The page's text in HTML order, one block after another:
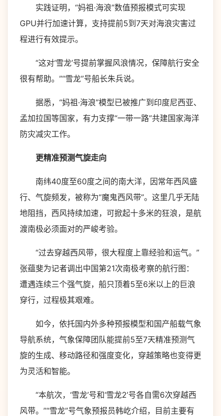
实践证明，“妈祖·海浪”数值预报模式可实现
GPU并行加速计算，支持提前5到7天对海浪灾害过
程进行有效提示。
“这对‘雪龙’号提前掌握风浪情况，保障航行安全
很有帮助。”“雪龙”号船长朱兵说。
据悉，“妈祖·海浪”模型已被推广到印度尼西亚、
孟加拉国等国家，有力支撑“一带一路”共建国家海洋
防灾减灾工作。
更精准预测气旋走向
南纬40度至60度之间的南大洋，因常年西风盛
行、气旋频发，被称为“魔鬼西风带”。这里几乎无陆
地阻挡，西风持续加速，可掀起十多米的狂浪，是航
渡南极必须面对的严峻考验。
“过去穿越西风带，很大程度上靠经验和运气。”
张蕴斐为记者调出中国第21次南极考察的航行图：
遭遇连续三个强气旋，船只顶着5至6米以上的巨浪
穿行，过程极其艰难。
如今，依托国内外多种预报模型和国产船载气象
导航系统，气象保障团队能提前5至7天精准预测气
旋的生成、移动路径和强度变化，穿越策略也变得更
为灵活和智能。
“本航次，‘雪龙’号和‘雪龙2’号各自需6次穿越西
风带。”“雪龙”号气象预报员韩屹介绍，目前主要有